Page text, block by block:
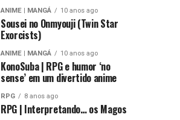
ANIME | MANGÁ 10 anos ago
Sousei no Onmyouji (Twin Star
Exorcists)
ANIME | MANGÁ 10 anos ago
KonoSuba | RPG e humor ‘no
sense’ em um divertido anime
RPG 8 anos ago
RPG | Interpretando… os Magos